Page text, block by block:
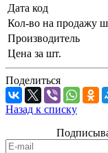
Дата код
Кол-во на продажу
Производитель
Цена за шт.
Поделиться
Назад к списку